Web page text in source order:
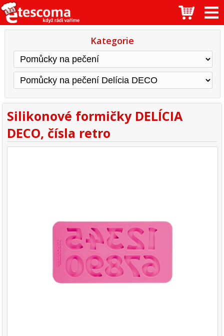
Kategorie
Silikonové formičky DELÍCIA
DECO, čísla retro